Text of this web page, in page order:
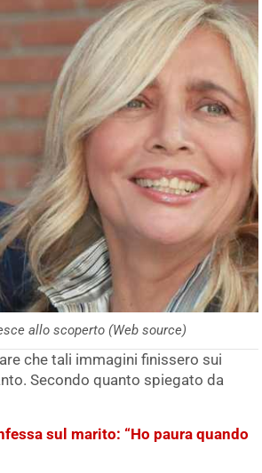
allo scoperto (Web source)
che tali immagini finissero sui
Secondo quanto spiegato da
sul marito: “Ho paura quando